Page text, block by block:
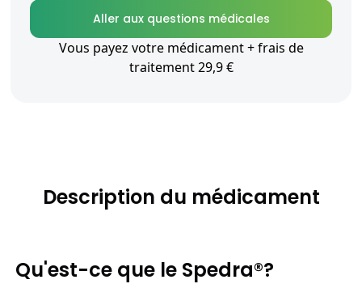
Aller aux questions médicales
Vous payez votre médicament + frais de
traitement 29,9 €
Description du médicament
Qu'est-ce que le Spedra®?